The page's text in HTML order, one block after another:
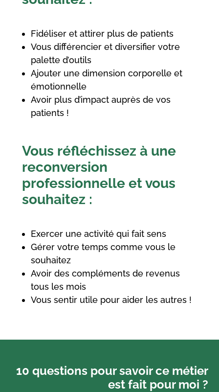
Fidéliser et attirer plus de patients
Vous différencier et diversifier votre
palette d’outils
Ajouter une dimension corporelle et
émotionnelle
Avoir plus d’impact auprès de vos
patients !
Vous réfléchissez à une
reconversion
professionnelle et vous
souhaitez :
Exercer une activité qui fait sens
Gérer votre temps comme vous le
souhaitez
Avoir des compléments de revenus
tous les mois
Vous sentir utile pour aider les autres !
10 questions pour savoir ce métier
est fait pour moi ?